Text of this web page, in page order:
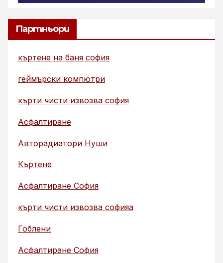
Партньори
къртене на баня софия
геймърски компютри
кърти чисти извозва софия
Асфалтиране
Авторадиатори Нуши
Къртене
Асфалтиране София
кърти чисти извозва софияа
Гоблени
Асфалтиране София